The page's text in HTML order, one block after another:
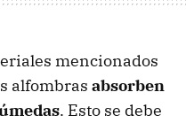
mencionados
alfombras absorben
. Esto se debe